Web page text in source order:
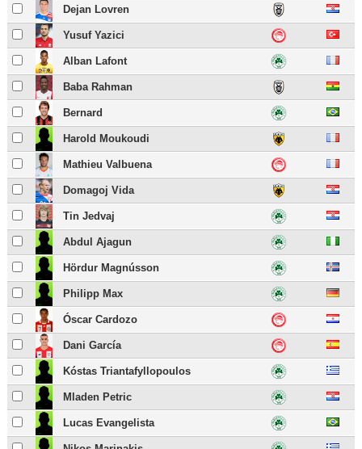
Dejan Lovren
Yusuf Yazici
Alban Lafont
Baba Rahman
Bernard
Harold Moukoudi
Mathieu Valbuena
Domagoj Vida
Tin Jedvaj
Abdul Ajagun
Hördur Magnússon
Philipp Max
Óscar Cardozo
Dani García
Kóstas Triantafyllopoulos
Mladen Petric
Lucas Evangelista